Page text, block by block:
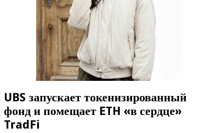
UBS запускает токенизированный
фонд и помещает ETH «в сердце»
TradFi